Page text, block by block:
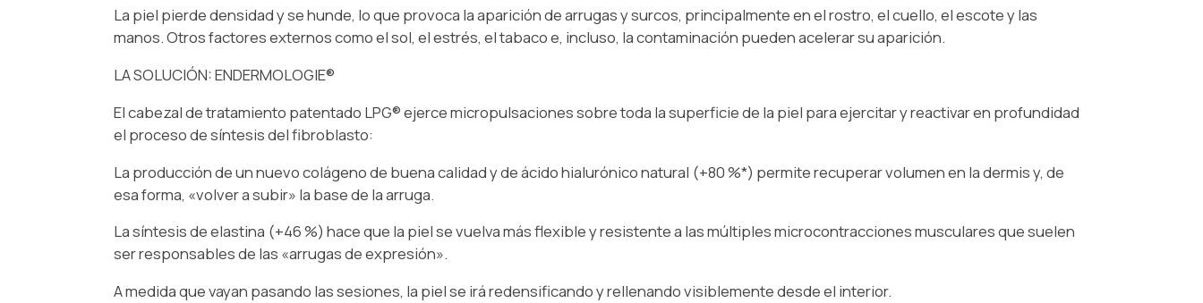
La piel pierde densidad y se hunde, lo que provoca la aparición de arrugas y surcos, principalmente en el rostro, el cuello, el escote y las
manos. Otros factores externos como el sol, el estrés, el tabaco e, incluso, la contaminación pueden acelerar su aparición.
LA SOLUCIÓN: ENDERMOLOGIE®
El cabezal de tratamiento patentado LPG® ejerce micropulsaciones sobre toda la superficie de la piel para ejercitar y reactivar en profundidad
el proceso de síntesis del fibroblasto:
La producción de un nuevo colágeno de buena calidad y de ácido hialurónico natural (+80 %*) permite recuperar volumen en la dermis y, de
esa forma, «volver a subir» la base de la arruga.
La síntesis de elastina (+46 %) hace que la piel se vuelva más flexible y resistente a las múltiples microcontracciones musculares que suelen
ser responsables de las «arrugas de expresión».
A medida que vayan pasando las sesiones, la piel se irá redensificando y rellenando visiblemente desde el interior.